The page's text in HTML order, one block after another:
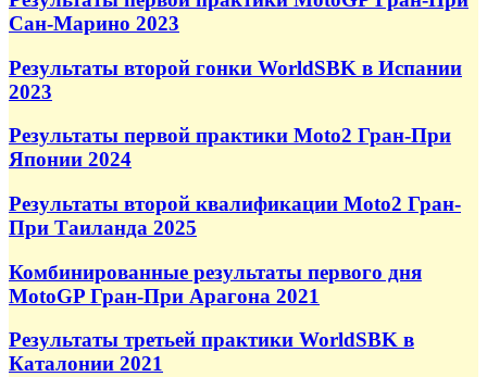
Сан-Марино 2023
Результаты второй гонки WorldSBK в Испании
2023
Результаты первой практики Moto2 Гран-При
Японии 2024
Результаты второй квалификации Moto2 Гран-
При Таиланда 2025
Комбинированные результаты первого дня
MotoGP Гран-При Арагона 2021
Результаты третьей практики WorldSBK в
Каталонии 2021